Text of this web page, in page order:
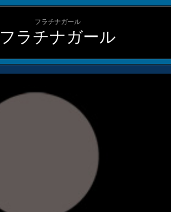
フラチナガール
フラチナガール